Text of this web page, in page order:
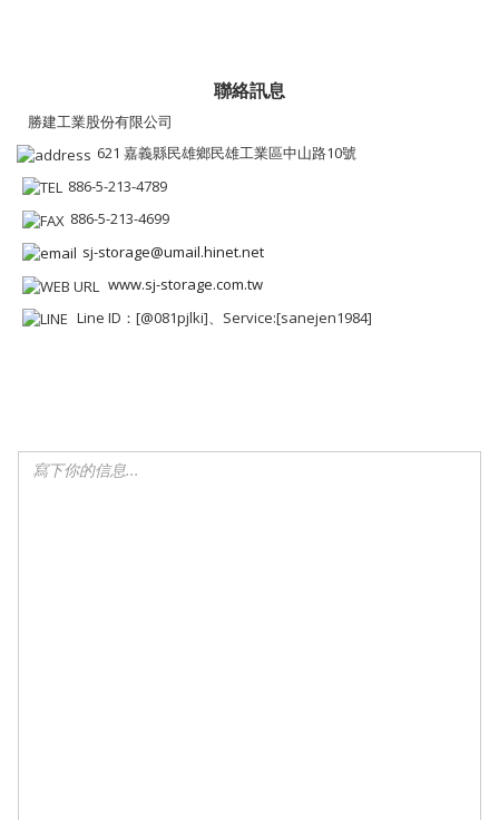
聯絡訊息
勝建工業股份有限公司
621 嘉義縣民雄鄉民雄工業區中山路10號
886-5-213-4789
886-5-213-4699
sj-storage@umail.hinet.net
www.sj-storage.com.tw
Line ID：[@081pjlki]、Service:[sanejen1984]